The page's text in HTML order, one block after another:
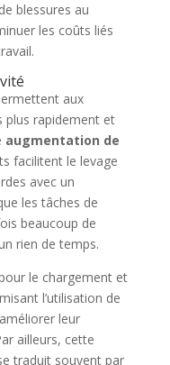
blessures au
les coûts liés
aux
plus rapidement et
augmentation de
facilitent le levage
avec un
les tâches de
beaucoup de
rien de temps.
le chargement et
l’utilisation de
leur
ailleurs, cette
traduit souvent par